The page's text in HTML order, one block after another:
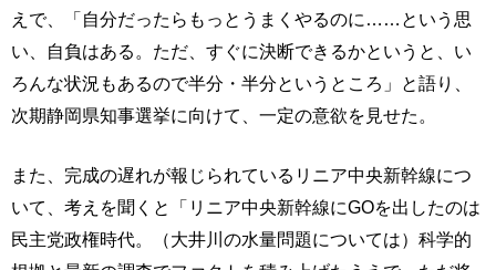
えで、「自分だったらもっとうまくやるのに……という思
い、自負はある。ただ、すぐに決断できるかというと、い
ろんな状況もあるので半分・半分というところ」と語り、
次期静岡県知事選挙に向けて、一定の意欲を見せた。
また、完成の遅れが報じられているリニア中央新幹線につ
いて、考えを聞くと「リニア中央新幹線にGOを出したのは
民主党政権時代。（大井川の水量問題については）科学的